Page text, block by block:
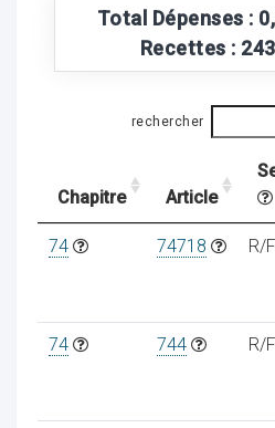
Total Dépenses :
Recettes :
rechercher
Chapitre Article
74 74718 R/F
74 744 R/F